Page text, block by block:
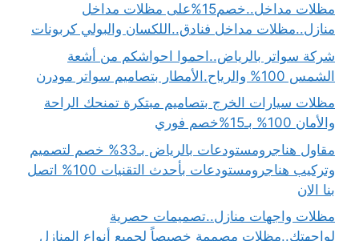
مظلات مداخل..خصم15%على مظلات مداخل
منازل..مظلات مداخل فنادق..اللكسان والبولي كربونات
شركة سواتر بالرياض..احموا احواشكم من أشعة
الشمس 100% والرياح.الأمطار بتصاميم سواتر مودرن
مظلات سيارات الخرج بتصاميم مبتكرة تمنحك الراحة
والأمان 100% بـ15%خصم فوري
مقاول هناجرومستودعات بالرياض بـ33% خصم لتصميم
وتركيب هناجرومستودعات بأحدث التقنيات 100% اتصل
بنا الان
مظلات واجهات منازل..تصميمات حصرية
لواجهتك..مظلات مصممة خصيصاً لجميع أنواع المنازل